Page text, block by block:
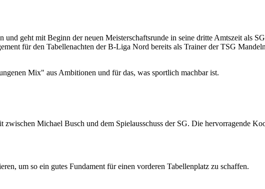
geht mit Beginn der neuen Meisterschaftsrunde in seine dritte Amtszeit als
für den Tabellenachten der B-Liga Nord bereits als Trainer der TSG
Mix" aus Ambitionen und für das, was sportlich machbar ist.
Michael Busch und dem Spielausschuss der SG. Die hervorragende
um so ein gutes Fundament für einen vorderen Tabellenplatz zu schaffen.